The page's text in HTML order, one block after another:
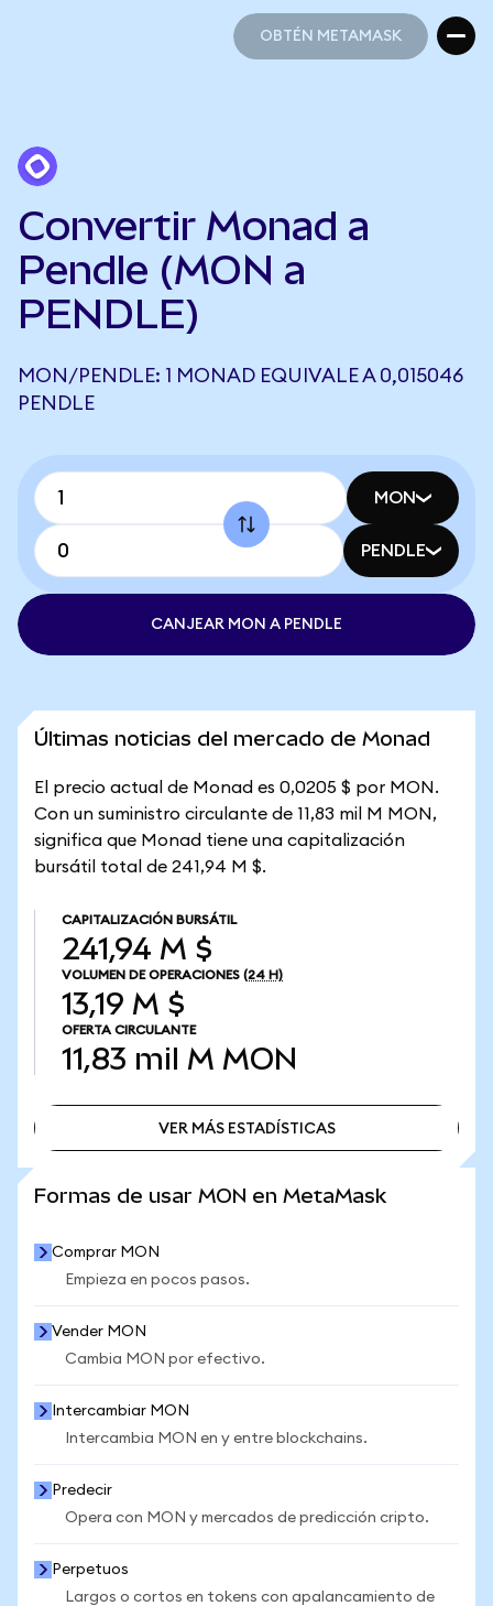
OBTÉN METAMASK
Convertir Monad a
Pendle (MON a
PENDLE)
MON/PENDLE: 1 MONAD EQUIVALE A 0,015046
PENDLE
MON
PENDLE
CANJEAR MON A PENDLE
Últimas noticias del mercado de Monad
El precio actual de Monad es 0,0205 $ por MON.
Con un suministro circulante de 11,83 mil M MON,
significa que Monad tiene una capitalización
bursátil total de 241,94 M $.
CAPITALIZACIÓN BURSÁTIL
241,94 M $
VOLUMEN DE OPERACIONES (24 H)
13,19 M $
OFERTA CIRCULANTE
11,83 mil M MON
VER MÁS ESTADÍSTICAS
Formas de usar MON en MetaMask
Comprar MON
Empieza en pocos pasos.
Vender MON
Cambia MON por efectivo.
Intercambiar MON
Intercambia MON en y entre blockchains.
Predecir
Opera con MON y mercados de predicción cripto.
Perpetuos
Largos o cortos en tokens con apalancamiento de